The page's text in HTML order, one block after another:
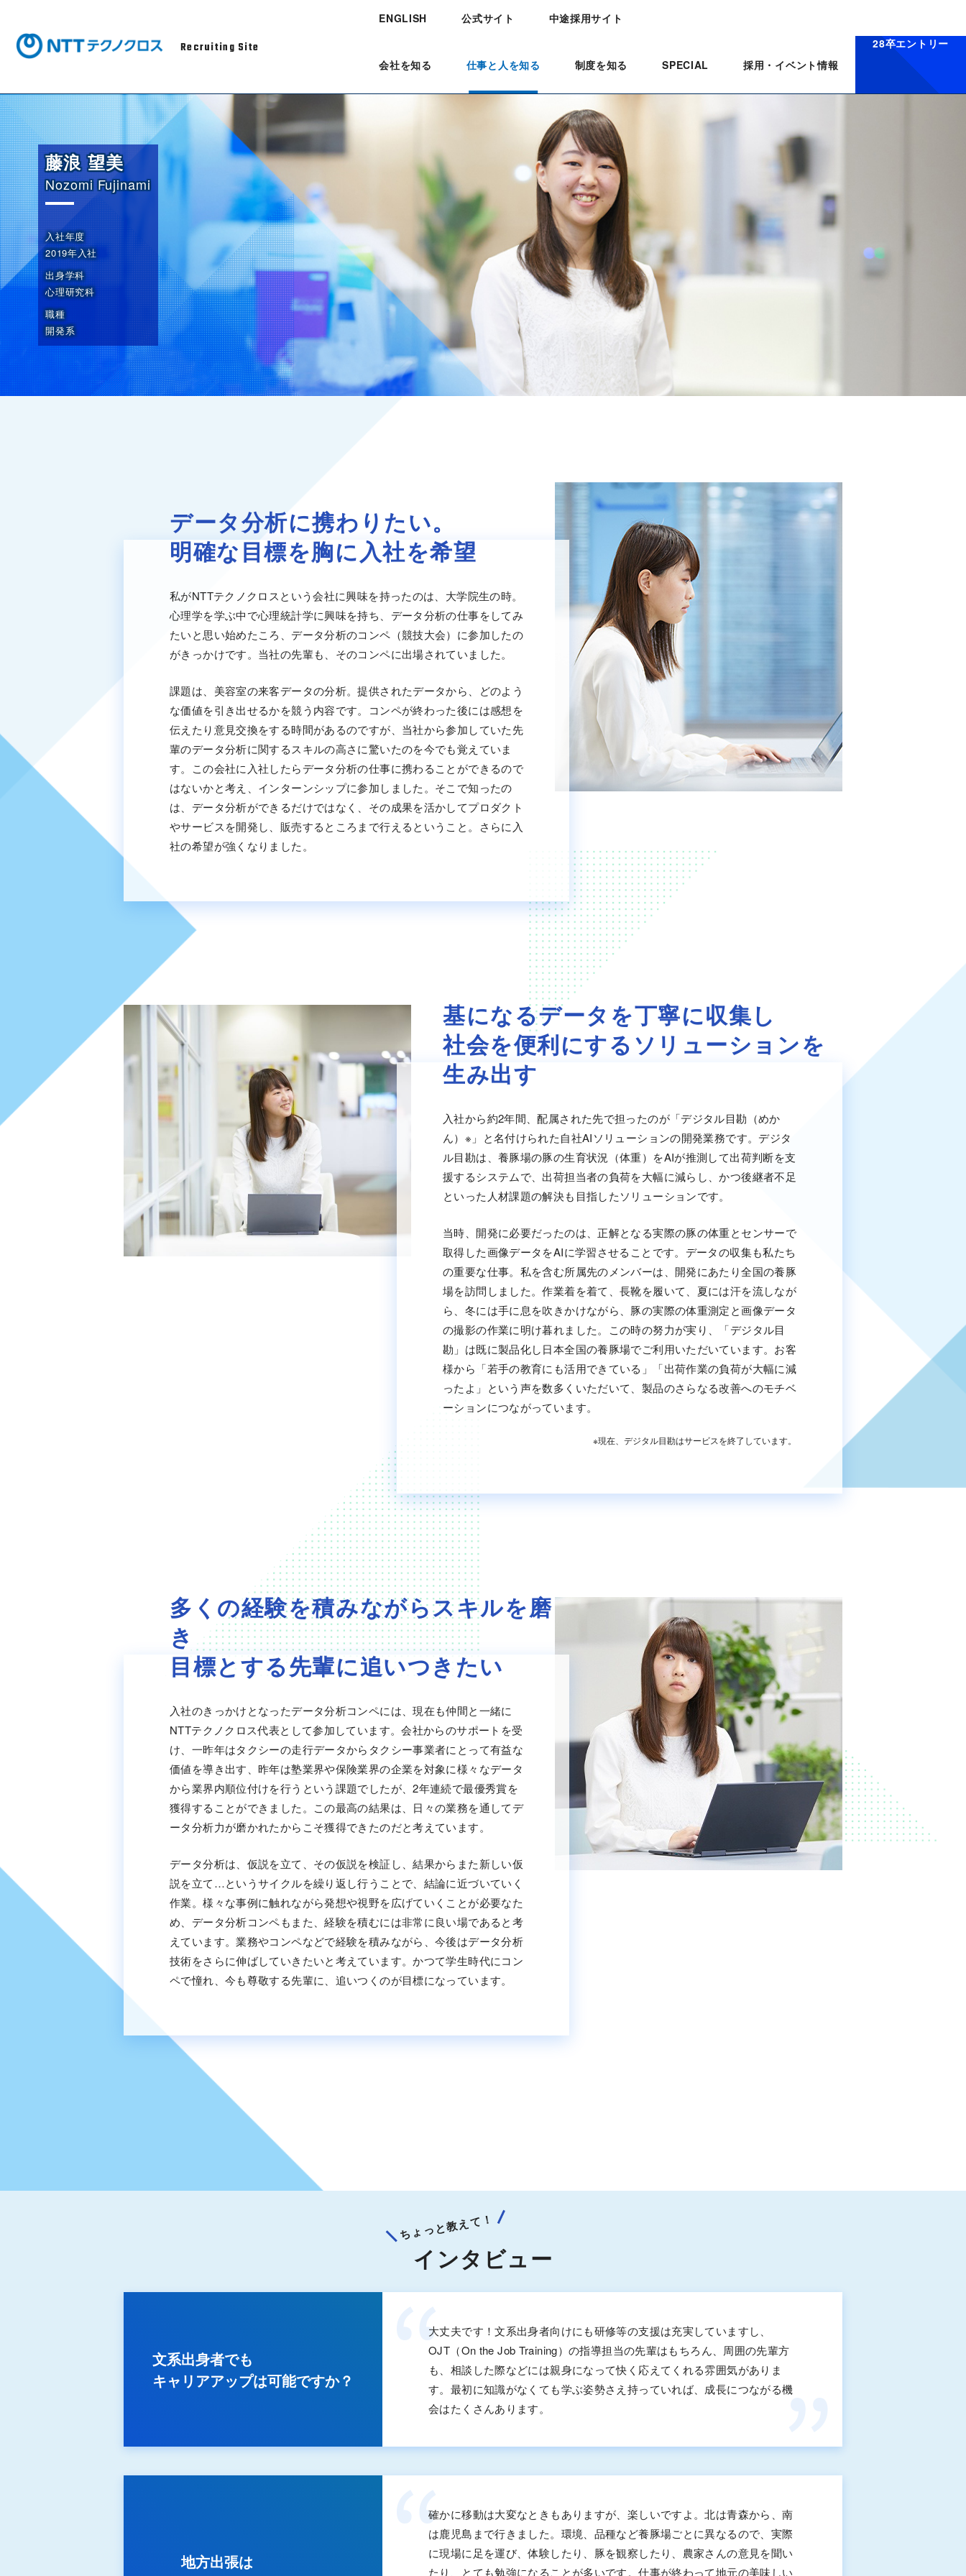
Recruiting Site
ENGLISH 公式サイト 中途採用サイト
会社を知る 仕事と人を知る 制度を知る SPECIAL 採用・イベント情報
28卒エントリー
藤浪 望美
Nozomi Fujinami
入社年度
2019年入社
出身学科
心理研究科
職種
開発系
データ分析に携わりたい。
明確な目標を胸に入社を希望
私がNTTテクノクロスという会社に興味を持ったのは、大学院生の時。
心理学を学ぶ中で心理統計学に興味を持ち、データ分析の仕事をしてみ
たいと思い始めたころ、データ分析のコンペ（競技大会）に参加したの
がきっかけです。当社の先輩も、そのコンペに出場されていました。
課題は、美容室の来客データの分析。提供されたデータから、どのよう
な価値を引き出せるかを競う内容です。コンペが終わった後には感想を
伝えたり意見交換をする時間があるのですが、当社から参加していた先
輩のデータ分析に関するスキルの高さに驚いたのを今でも覚えていま
す。この会社に入社したらデータ分析の仕事に携わることができるので
はないかと考え、インターンシップに参加しました。そこで知ったの
は、データ分析ができるだけではなく、その成果を活かしてプロダクト
やサービスを開発し、販売するところまで行えるということ。さらに入
社の希望が強くなりました。
基になるデータを丁寧に収集し
社会を便利にするソリューションを
生み出す
入社から約2年間、配属された先で担ったのが「デジタル目勘（めか
ん）※」と名付けられた自社AIソリューションの開発業務です。デジタ
ル目勘は、養豚場の豚の生育状況（体重）をAIが推測して出荷判断を支
援するシステムで、出荷担当者の負荷を大幅に減らし、かつ後継者不足
といった人材課題の解決も目指したソリューションです。
当時、開発に必要だったのは、正解となる実際の豚の体重とセンサーで
取得した画像データをAIに学習させることです。データの収集も私たち
の重要な仕事。私を含む所属先のメンバーは、開発にあたり全国の養豚
場を訪問しました。作業着を着て、長靴を履いて、夏には汗を流しなが
ら、冬には手に息を吹きかけながら、豚の実際の体重測定と画像データ
の撮影の作業に明け暮れました。この時の努力が実り、「デジタル目
勘」は既に製品化し日本全国の養豚場でご利用いただいています。お客
様から「若手の教育にも活用できている」「出荷作業の負荷が大幅に減
ったよ」という声を数多くいただいて、製品のさらなる改善へのモチベ
ーションにつながっています。
※現在、デジタル目勘はサービスを終了しています。
多くの経験を積みながらスキルを磨
き
目標とする先輩に追いつきたい
入社のきっかけとなったデータ分析コンペには、現在も仲間と一緒に
NTTテクノクロス代表として参加しています。会社からのサポートを受
け、一昨年はタクシーの走行データからタクシー事業者にとって有益な
価値を導き出す、昨年は塾業界や保険業界の企業を対象に様々なデータ
から業界内順位付けを行うという課題でしたが、2年連続で最優秀賞を
獲得することができました。この最高の結果は、日々の業務を通してデ
ータ分析力が磨かれたからこそ獲得できたのだと考えています。
データ分析は、仮説を立て、その仮説を検証し、結果からまた新しい仮
説を立て…というサイクルを繰り返し行うことで、結論に近づいていく
作業。様々な事例に触れながら発想や視野を広げていくことが必要なた
め、データ分析コンペもまた、経験を積むには非常に良い場であると考
えています。業務やコンペなどで経験を積みながら、今後はデータ分析
技術をさらに伸ばしていきたいと考えています。かつて学生時代にコン
ペで憧れ、今も尊敬する先輩に、追いつくのが目標になっています。
ちょっと教えて！
インタビュー
文系出身者でも
キャリアアップは可能ですか？
大丈夫です！文系出身者向けにも研修等の支援は充実していますし、
OJT（On the Job Training）の指導担当の先輩はもちろん、周囲の先輩方
も、相談した際などには親身になって快く応えてくれる雰囲気がありま
す。最初に知識がなくても学ぶ姿勢さえ持っていれば、成長につながる機
会はたくさんあります。
地方出張は
確かに移動は大変なときもありますが、楽しいですよ。北は青森から、南
は鹿児島まで行きました。環境、品種など養豚場ごとに異なるので、実際
に現場に足を運び、体験したり、豚を観察したり、農家さんの意見を聞い
たり、とても勉強になることが多いです。仕事が終わって地元の美味しい